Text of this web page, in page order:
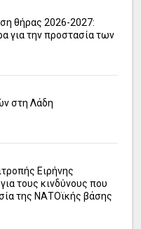
θήρας 2026-2027:
για την προστασία των
στη Λάδη
Ειρήνης
τους κινδύνους που
της ΝΑΤΟϊκής βάσης